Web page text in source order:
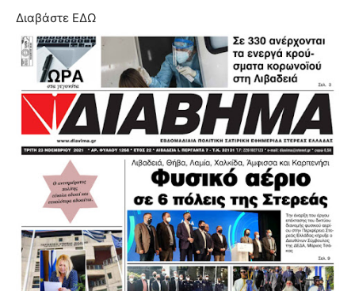
Διαβάστε ΕΔΩ